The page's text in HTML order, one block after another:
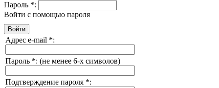
Пароль *:
Войти с помощью пароля
Адрес e-mail *:
Пароль *: (не менее 6-х символов)
Подтверждение пароля *: